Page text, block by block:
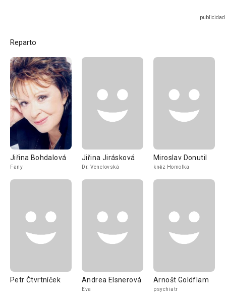
Reparto
Jiřina Bohdalová
Fany
Jiřina Jirásková
Dr. Venclovská
Miroslav Donutil
kněz Homolka
Petr Čtvrtníček Andrea Elsnerová
Eva
Arnošt Goldflam
psychiatr